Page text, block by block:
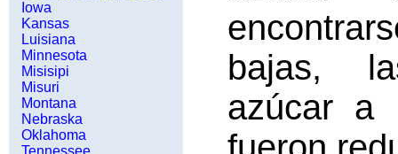
Iowa
Kansas
Luisiana
Minnesota
Misisipi
Misuri
Montana
Nebraska
Oklahoma
Tennessee
bajas,
azúcar a